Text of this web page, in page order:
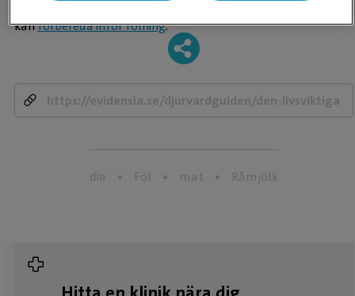
gärna mer omen av våra stora fölavdelningaroch hur du
kanförbereda inför fölning.
-
dia Föl mat Råmjölk